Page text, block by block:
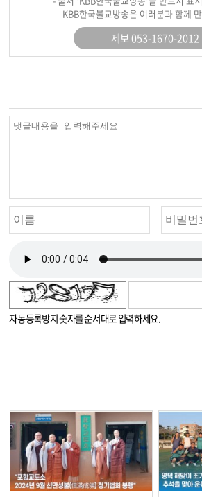
KBB한국불교방송은 여러분과 함께
제보 053-1670-2012
자동등록방지 숫자를 순서대로 입력하세요.